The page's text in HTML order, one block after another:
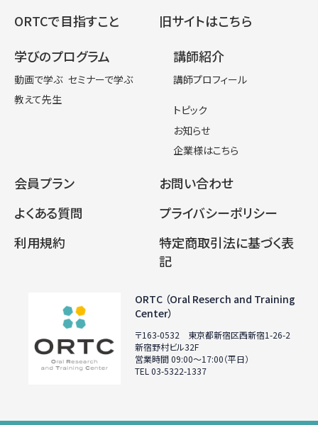
ORTC （Oral Reserch and Training
Center）
〒163-0532 東京都新宿区西新宿1-26-2
新宿野村ビル32F
営業時間 09:00〜17:00（平日）
TEL 03-5322-1337
ORTCで目指すこと
旧サイトはこちら
学びのプログラム
動画で学ぶ セミナーで学ぶ
教えて先生
講師紹介
講師プロフィール
トピック
お知らせ
企業様はこちら
会員プラン
お問い合わせ
よくある質問
プライバシーポリシー
利用規約
特定商取引法に基づく表
記